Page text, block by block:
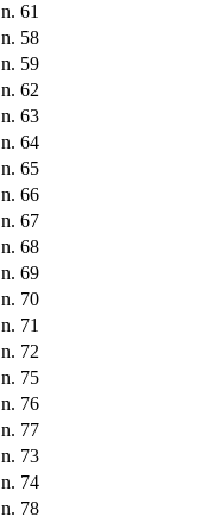
n. 61
n. 58
n. 59
n. 62
n. 63
n. 64
n. 65
n. 66
n. 67
n. 68
n. 69
n. 70
n. 71
n. 72
n. 75
n. 76
n. 77
n. 73
n. 74
n. 78